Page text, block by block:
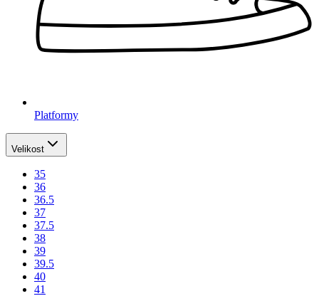
Platformy
Velikost
35
36
36.5
37
37.5
38
39
39.5
40
41